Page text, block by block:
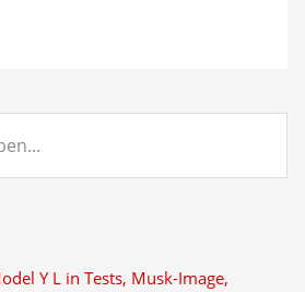
Y L in Tests, Musk-Image,